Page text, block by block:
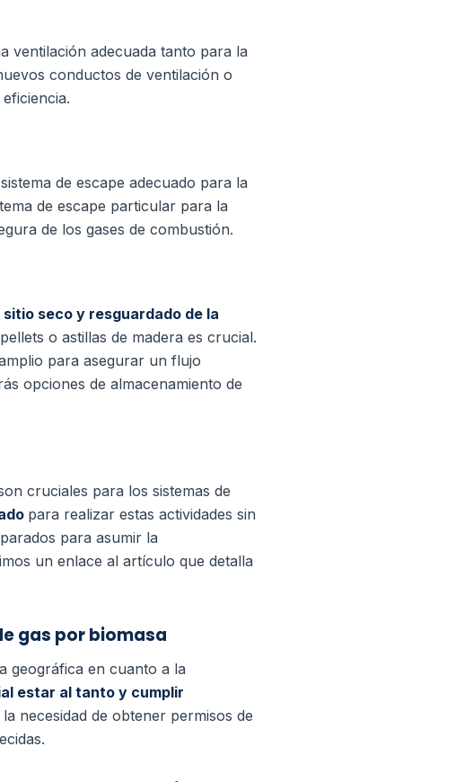
ventilación adecuada tanto para la
conductos de ventilación o
de escape adecuado para la
de escape particular para la
de los gases de combustión.
sitio seco y resguardado de la
o astillas de madera es crucial.
para asegurar un flujo
opciones de almacenamiento de
cruciales para los sistemas de
para realizar estas actividades sin
para asumir la
un enlace al artículo que detalla
gas por biomasa
geográfica en cuanto a la
estar al tanto y cumplir
necesidad de obtener permisos de